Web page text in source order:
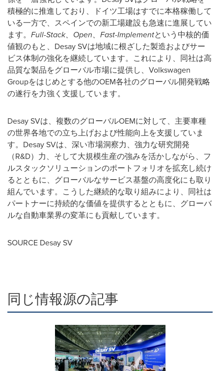
積極的に推進しており、ドイツ工場はすでに本格稼働して
いる一方で、スペインでの新工場建設も急速に進展してい
ます。 Full-Stack、 Open、 Fast-Implementという中核的価
値観のもと、Desay SVは地域に根ざした製造およびサー
ビス体制の強化を継続しています。これにより、同社は高
品質な製品をグローバル市場に提供し、Volkswagen
Groupをはじめとする他のOEM各社のグローバル開発戦略
の遂行を力強く支援しています。
Desay SVは、複数のグローバルOEMに対して、主要車種
の世界各地での立ち上げおよび性能向上を支援していま
す。Desay SVは、深い市場洞察力、強力な研究開発
（R&D）力、そして大規模生産の強みを活かしながら、フ
ルスタックソリューションのポートフォリオを拡充し続け
るとともに、グローバルなサービス基盤の高度化にも取り
組んでいます。こうした継続的な取り組みにより、同社は
パートナーに持続的な価値を提供するとともに、グローバ
ルな自動車業界の変革にも貢献しています。
SOURCE Desay SV
同じ情報源の記事